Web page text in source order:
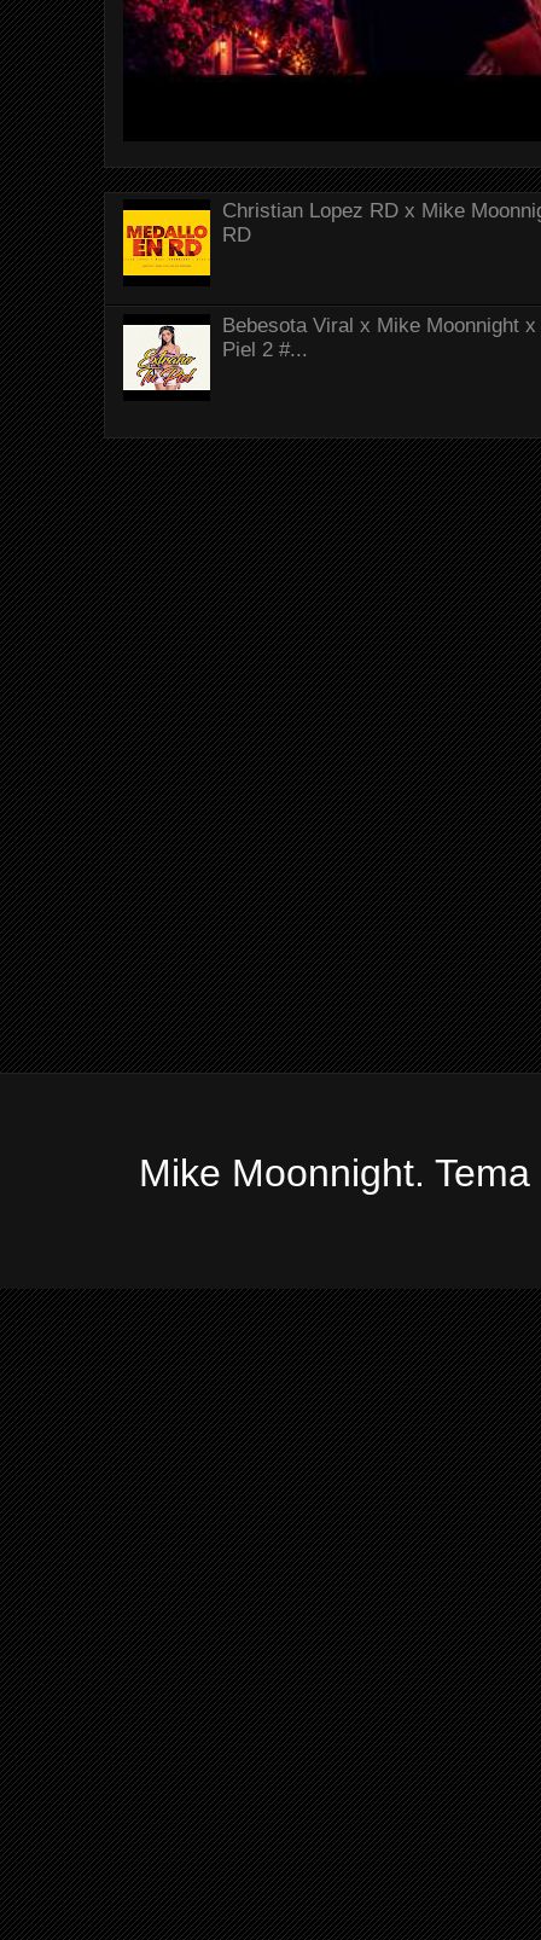
Christian Lopez RD x Mike
RD
Bebesota Viral x Mike Moonnight
Piel 2 #...
Mike Moonnight.